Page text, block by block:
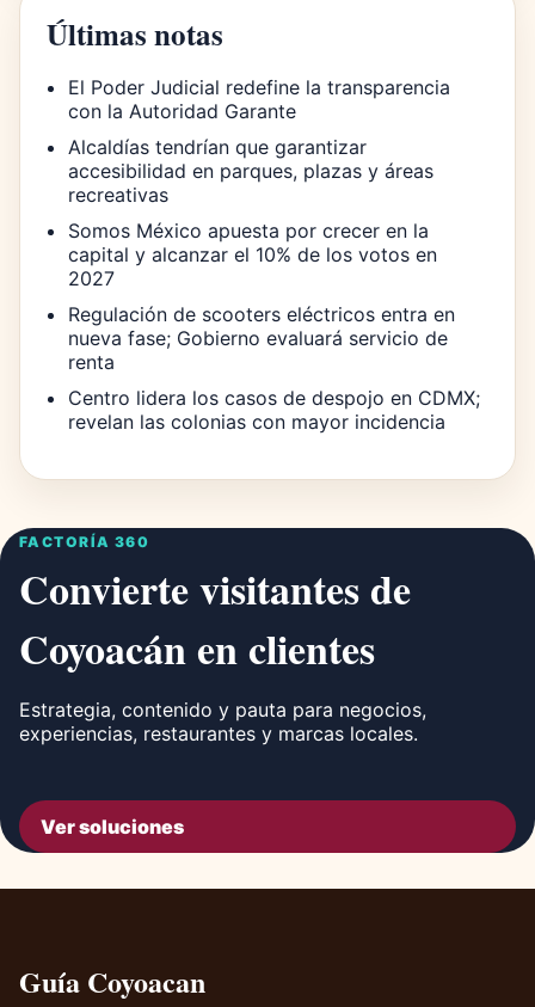
Últimas notas
El Poder Judicial redefine la transparencia
con la Autoridad Garante
Alcaldías tendrían que garantizar
accesibilidad en parques, plazas y áreas
recreativas
Somos México apuesta por crecer en la
capital y alcanzar el 10% de los votos en
2027
Regulación de scooters eléctricos entra en
nueva fase; Gobierno evaluará servicio de
renta
Centro lidera los casos de despojo en CDMX;
revelan las colonias con mayor incidencia
FACTORÍA 360
Convierte visitantes de
Coyoacán en clientes
Estrategia, contenido y pauta para negocios,
experiencias, restaurantes y marcas locales.
Ver soluciones
Guía Coyoacan